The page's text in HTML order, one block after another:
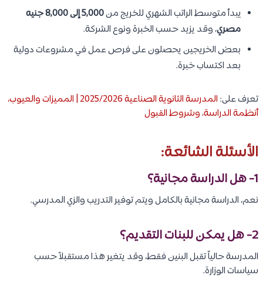
يبدأ متوسط الراتب الشهري للخريج من
5,000 إلى 8,000 جنيه
مصري، وقد يزيد حسب الخبرة ونوع الشركة.
بعض الخريجين يحصلون على فرص عمل في مشروعات دولية
بعد اكتساب خبرة.
تعرف على:
المدرسة الثانوية الصناعية 2025/2026 | المميزات والعيوب،
أنظمة الدراسة، وشروط القبول
الأسئلة الشائعة:
1- هل الدراسة مجانية؟
نعم، الدراسة مجانية بالكامل ويتم توفير التدريب والزي المدرسي.
2- هل يمكن للبنات التقديم؟
المدرسة حالياً تقبل البنين فقط، وقد يتغير هذا مستقبلاً حسب
سياسات الوزارة.